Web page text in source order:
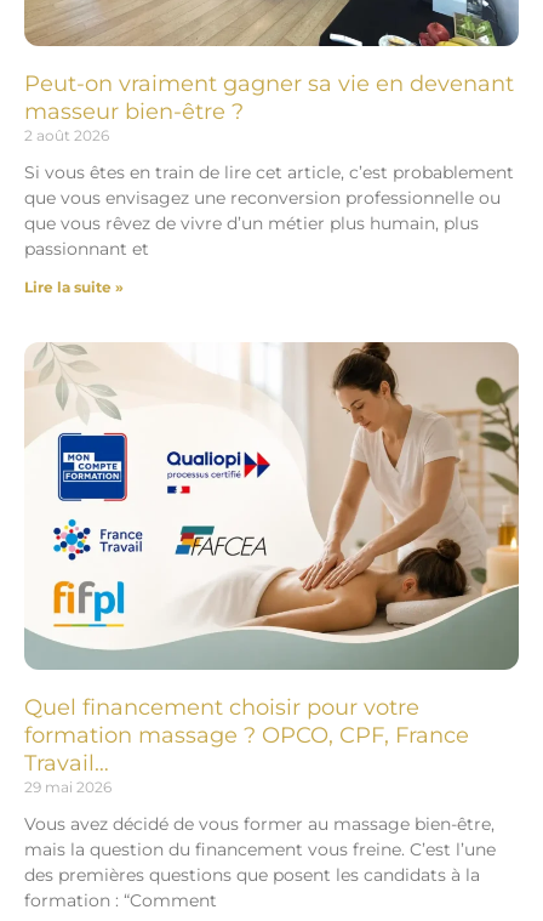
Peut-on vraiment gagner sa vie en devenant
masseur bien-être ?
2 août 2026
Si vous êtes en train de lire cet article, c’est probablement
que vous envisagez une reconversion professionnelle ou
que vous rêvez de vivre d’un métier plus humain, plus
passionnant et
Lire la suite »
Quel financement choisir pour votre
formation massage ? OPCO, CPF, France
Travail…
29 mai 2026
Vous avez décidé de vous former au massage bien-être,
mais la question du financement vous freine. C’est l’une
des premières questions que posent les candidats à la
formation : “Comment